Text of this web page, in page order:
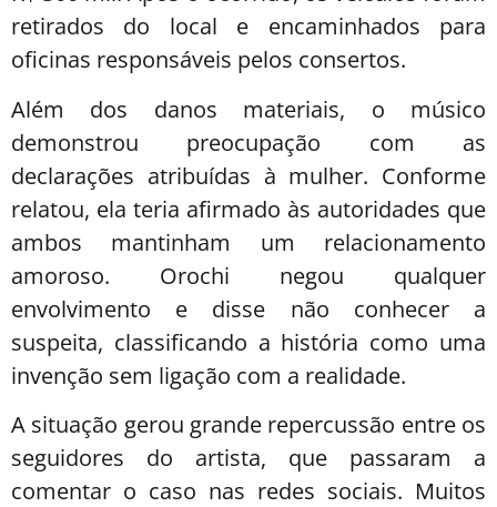
retirados do local e encaminhados para
oficinas responsáveis pelos consertos.
Além dos danos materiais, o músico
demonstrou preocupação com as
declarações atribuídas à mulher. Conforme
relatou, ela teria afirmado às autoridades que
ambos mantinham um relacionamento
amoroso. Orochi negou qualquer
envolvimento e disse não conhecer a
suspeita, classificando a história como uma
invenção sem ligação com a realidade.
A situação gerou grande repercussão entre os
seguidores do artista, que passaram a
comentar o caso nas redes sociais. Muitos